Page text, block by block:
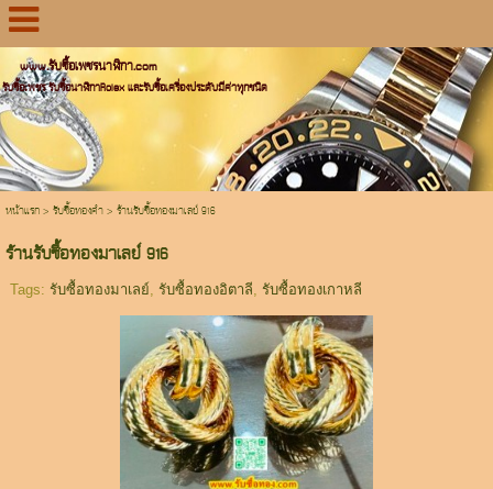
www.รับซื้อเพชรนาฬิกา.com
รับซื้อเพชร รับซื้อนาฬิกาRolex และรับซื้อเครื่องประดับมีค่าทุกชนิด
หน้าแรก> รับซื้อทองคำ> ร้านรับซื้อทองมาเลย์ 916
ร้านรับซื้อทองมาเลย์ 916
Tags: รับซื้อทองมาเลย์ รับซื้อทองอิตาลี รับซื้อทองเกาหลี